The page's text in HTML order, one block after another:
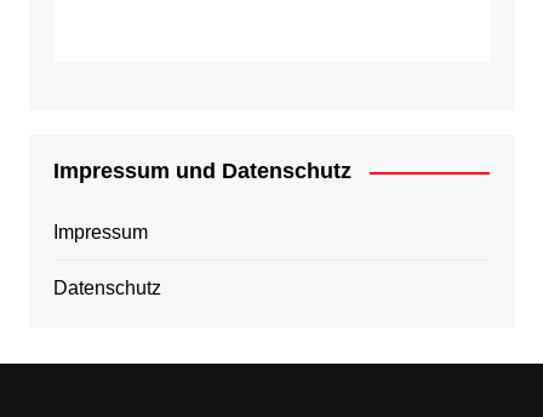
Impressum und Datenschutz
Impressum
Datenschutz